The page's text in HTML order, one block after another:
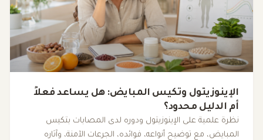
الإينوزيتول وتكيس المبايض: هل يساعد فعلاً
أم الدليل محدود؟
نظرة علمية على الإينوزيتول ودوره لدى المصابات بتكيس
المبايض، مع توضيح أنواعه، فوائده، الجرعات الآمنة، وآثاره